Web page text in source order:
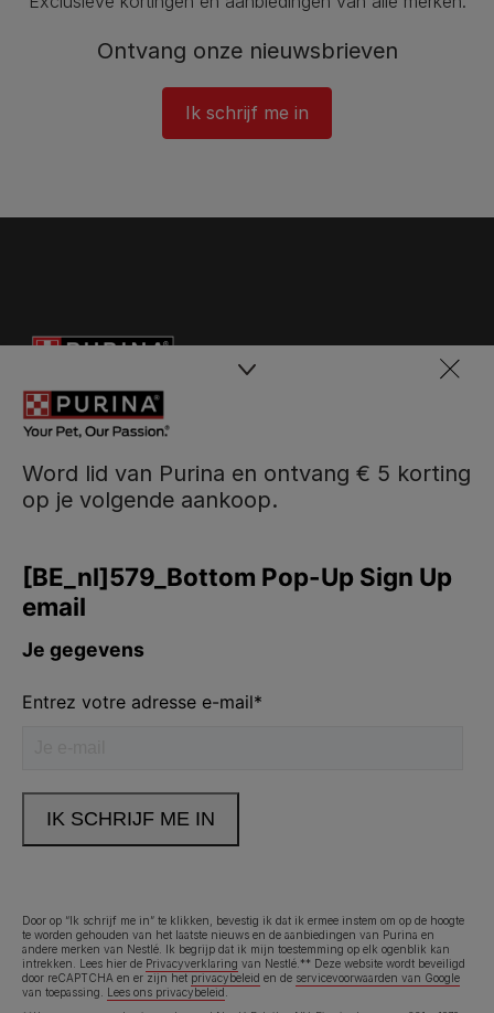
Ontvang onze nieuwsbrieven
Ik schrijf me in
Word lid van Purina en ontvang € 5 korting
op je volgende aankoop.
Door op “Ik schrijf me in” te klikken, bevestig ik dat ik ermee instem om op de hoogte
te worden gehouden van het laatste nieuws en de aanbiedingen van Purina en
andere merken van Nestlé. Ik begrijp dat ik mijn toestemming op elk ogenblik kan
intrekken. Lees hier de Privacyverklaring van Nestlé.** Deze website wordt beveiligd
door reCAPTCHA en er zijn het privacybeleid en de servicevoorwaarden van Google
van toepassing.
Lees ons privacybeleid
Neem contact met ons op
Legal (footer) (NL)
Toegankelijkheidsverklaring Gebruiksvoorwaarden